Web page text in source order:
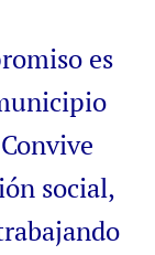
es
social,